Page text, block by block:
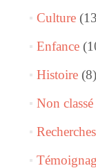
Culture
Enfance
Histoire(8)
Non classé
Recherches